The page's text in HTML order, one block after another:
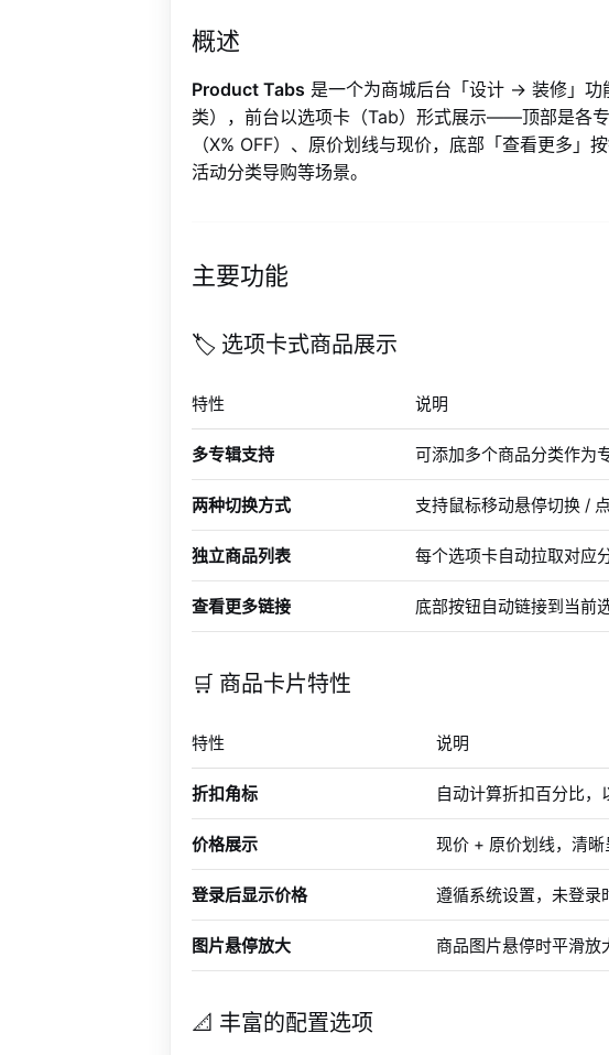
概述
Product Tabs 是一个为商城后台「设计 → 装修」功
类），前台以选项卡（Tab）形式展示——顶部是各
（X% OFF）、原价划线与现价，底部「查看更多
活动分类导购等场景。
主要功能
🏷️ 选项卡式商品展示
特性 说明
多专辑支持 可添加多个商品分类作为
两种切换方式 支持鼠标移动悬停切换 /
独立商品列表 每个选项卡自动拉取对应
查看更多链接 底部按钮自动链接到当前
🛒 商品卡片特性
特性 说明
折扣角标 自动计算折扣百分比，
价格展示 现价 + 原价划线，清
登录后显示价格 遵循系统设置，未登录
图片悬停放大 商品图片悬停时平滑放
📐 丰富的配置选项